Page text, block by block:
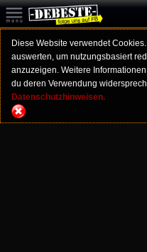
Diese Website verwendet
auswerten, um nutzungsbasiert
anzuzeigen. Weitere
du deren Verwendung
Datenschutzhinweisen.